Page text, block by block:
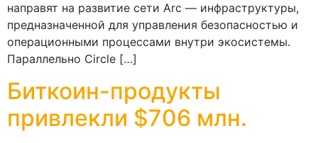
направят на развитие сети Arc — инфраструктуры,
предназначенной для управления безопасностью и
операционными процессами внутри экосистемы.
Параллельно Circle […]
Биткоин-продукты
привлекли $706 млн.